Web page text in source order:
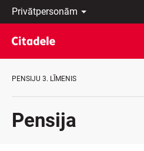
Privātpersonām
Uzņēmumiem
Private
Banking
Par
C
lv
Latviski
По-
русски
In
PENSIJU 3. LĪMENIS
Pensija